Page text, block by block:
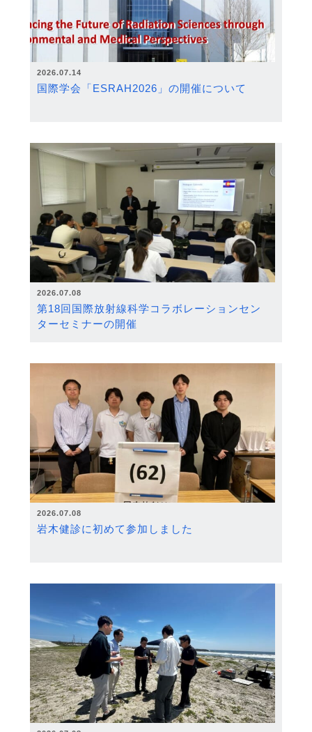
2026.07.14
国際学会「ESRAH2026」の開催について
2026.07.08
第18回国際放射線科学コラボレーションセン
ターセミナーの開催
2026.07.08
岩木健診に初めて参加しました